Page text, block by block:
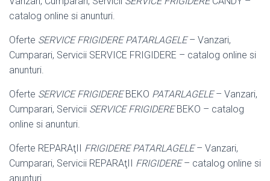
catalog online si anunturi.
Oferte SERVICE FRIGIDERE PATARLAGELE– Vanzari,
Cumparari, Servicii SERVICE FRIGIDERE – catalog online si
anunturi.
Oferte SERVICE FRIGIDEREBEKO PATARLAGELE– Vanzari,
Cumparari, Servicii SERVICE FRIGIDEREBEKO – catalog
online si anunturi.
Oferte REPARAţII FRIGIDERE PATARLAGELE– Vanzari,
Cumparari, Servicii REPARAţII FRIGIDERE– catalog online si
anunturi.